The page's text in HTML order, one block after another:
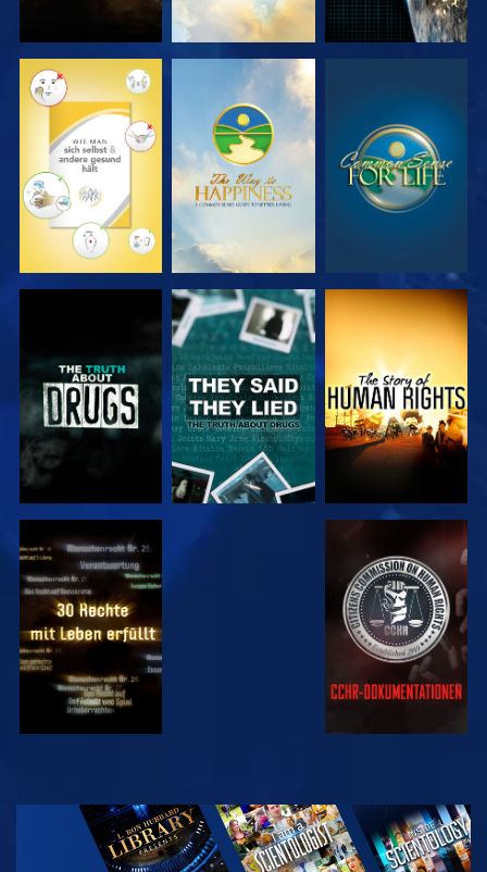
ANSEHEN ANSEHEN ANSEHEN
ANSEHEN ANSEHEN
ANSEHEN ANSEHEN
ANSEHEN
SERIE
ENTDECKEN